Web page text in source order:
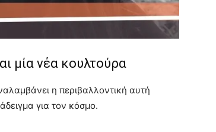
μία νέα κουλτούρα
η περιβαλλοντική αυτή
για τον κόσμο.